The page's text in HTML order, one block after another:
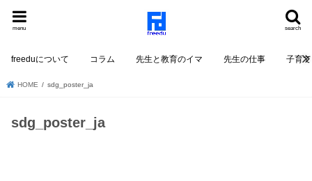
search
menu
freeduについて コラム 先生と教育のイマ 先生の仕事 子育て
HOME sdg_poster_ja
sdg_poster_ja